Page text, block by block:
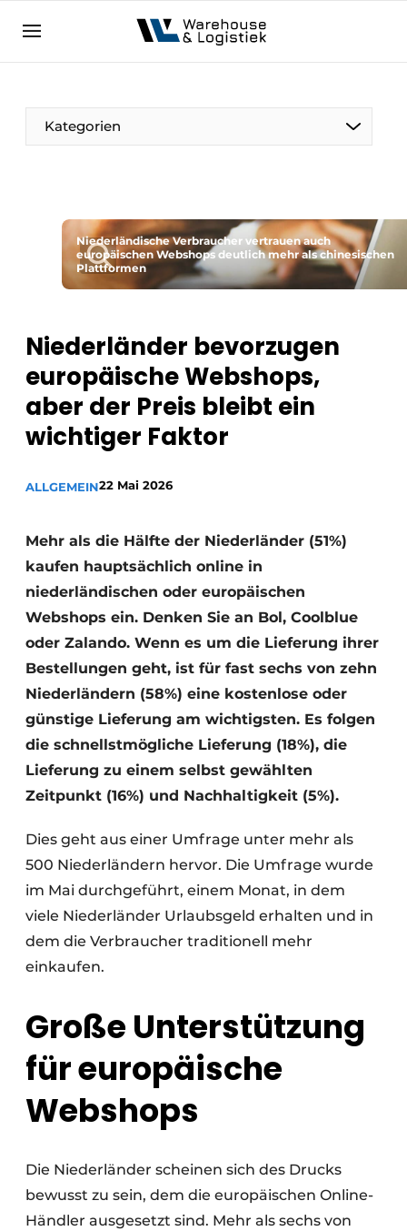
NL EN
Kategorien
Niederländische Verbraucher vertrauen auch
europäischen Webshops deutlich mehr als chinesischen
Plattformen
Niederländer bevorzugen
europäische Webshops,
aber der Preis bleibt ein
wichtiger Faktor
ALLGEMEIN22 Mai 2026
Mehr als die Hälfte der Niederländer (51%)
kaufen hauptsächlich online in
niederländischen oder europäischen
Webshops ein. Denken Sie an Bol, Coolblue
oder Zalando. Wenn es um die Lieferung ihrer
Bestellungen geht, ist für fast sechs von zehn
Niederländern (58%) eine kostenlose oder
günstige Lieferung am wichtigsten. Es folgen
die schnellstmögliche Lieferung (18%), die
Lieferung zu einem selbst gewählten
Zeitpunkt (16%) und Nachhaltigkeit (5%).
Dies geht aus einer Umfrage unter mehr als
500 Niederländern hervor. Die Umfrage wurde
im Mai durchgeführt, einem Monat, in dem
viele Niederländer Urlaubsgeld erhalten und in
dem die Verbraucher traditionell mehr
einkaufen.
Große Unterstützung
für europäische
Webshops
Die Niederländer scheinen sich des Drucks
bewusst zu sein, dem die europäischen Online-
Händler ausgesetzt sind. Mehr als sechs von